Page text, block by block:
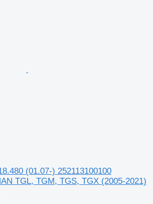
(01.07-) 252113100100
TGL, TGM, TGS, TGX (2005-2021)